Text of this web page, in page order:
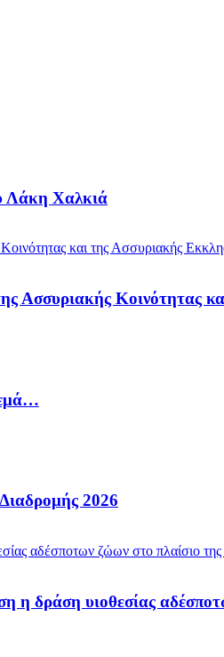
Λάκη Χαλκιά
Ασσυριακής Κοινότητας
2026
δράση υιοθεσίας